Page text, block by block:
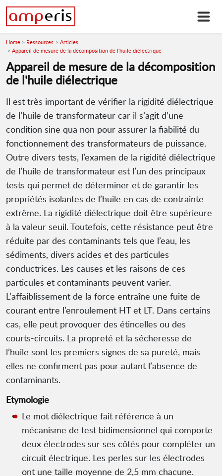
Home Ressources
Articles
Appareil de mesure de la décomposition de l'huile diélectrique
Appareil de mesure de la décomposition
de l'huile diélectrique
Il est très important de vérifier la rigidité diélectrique
de l’huile de transformateur car il s’agit d’une
condition sine qua non pour assurer la fiabilité du
fonctionnement des transformateurs de puissance.
Outre divers tests, l’examen de la rigidité diélectrique
de l’huile de transformateur est l’un des principaux
tests qui permet de déterminer et de garantir les
propriétés isolantes de l’huile en cas de contrainte
extrême. La rigidité diélectrique doit être supérieure
à la valeur seuil. Toutefois, cette résistance peut être
réduite par des contaminants tels que l’eau, les
sédiments, divers acides et des particules
conductrices. Les causes et les raisons de ces
particules et contaminants peuvent varier.
L’affaiblissement de la force entraîne une fuite de
courant entre l’enroulement HT et LT. Dans certains
cas, elle peut provoquer des étincelles ou des
courts-circuits. La propreté et la sécheresse de
l’huile sont les premiers signes de sa pureté, mais
elles ne confirment pas pour autant l’absence de
contaminants.
Etymologie
Le mot diélectrique fait référence à un
mécanisme de test bidimensionnel qui comporte
deux électrodes sur ses côtés pour compléter un
circuit électrique. Les perles sur les électrodes
ont une taille moyenne de 2,5 mm chacune.